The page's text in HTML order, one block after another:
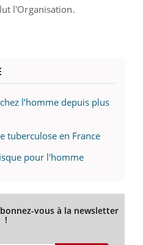
l'Organisation.
l’homme depuis plus
tuberculose en France
pour l'homme
vous à la newsletter
!